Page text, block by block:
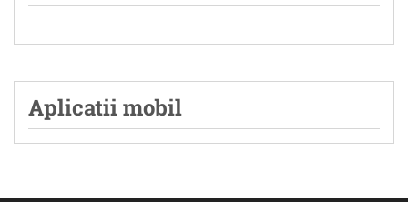
Aplicatii mobil